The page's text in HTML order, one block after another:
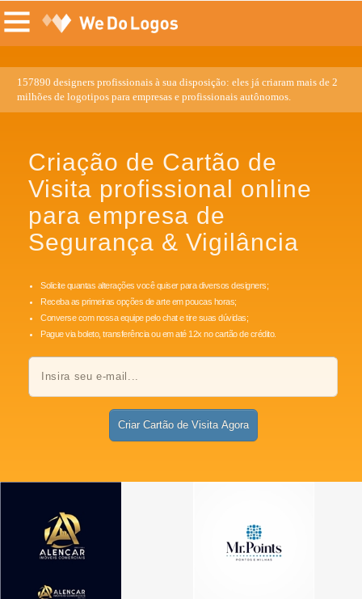
157890 designers profissionais à sua disposição: eles já criaram mais de 2
milhões de logotipos para empresas e profissionais autônomos.
Criação de Cartão de
Visita profissional online
para empresa de
Segurança & Vigilância
Solicite quantas alterações você quiser para diversos designers;
Receba as primeiras opções de arte em poucas horas;
Converse com nossa equipe pelo chat e tire suas dúvidas;
Pague via boleto, transferência ou em até 12x no cartão de crédito.
Criar Cartão de Visita Agora